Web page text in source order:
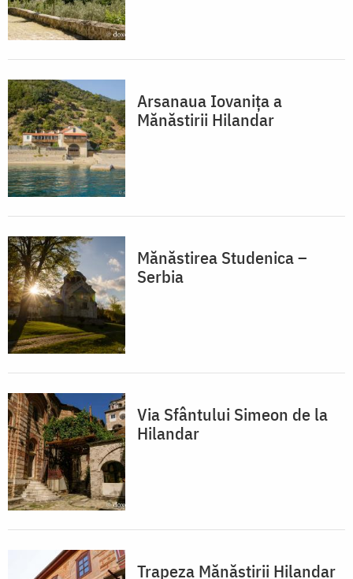
Arsanaua Iovanița a
Mănăstirii Hilandar
Mănăstirea Studenica –
Serbia
Via Sfântului Simeon de la
Hilandar
Trapeza Mănăstirii Hilandar